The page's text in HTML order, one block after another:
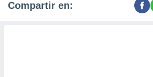
Compartir en: